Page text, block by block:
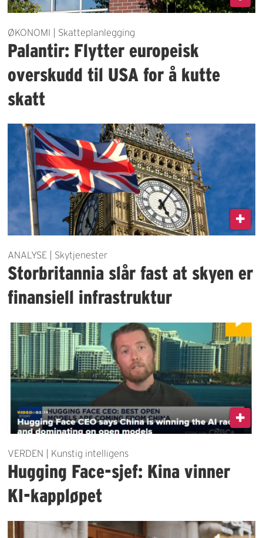
ØKONOMI | Skatteplanlegging
Palantir: Flytter europeisk
overskudd til USA for å kutte
skatt
ANALYSE | Skytjenester
Storbritannia slår fast at skyen er
finansiell infrastruktur
VERDEN | Kunstig intelligens
Hugging Face-sjef: Kina vinner
KI-kappløpet